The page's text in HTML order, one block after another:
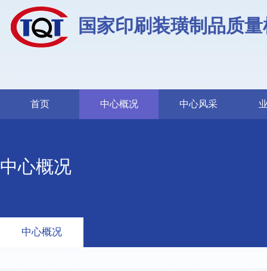
国家印刷装璜制品质
首页 中心概况 中心风采
中心概况
中心概况